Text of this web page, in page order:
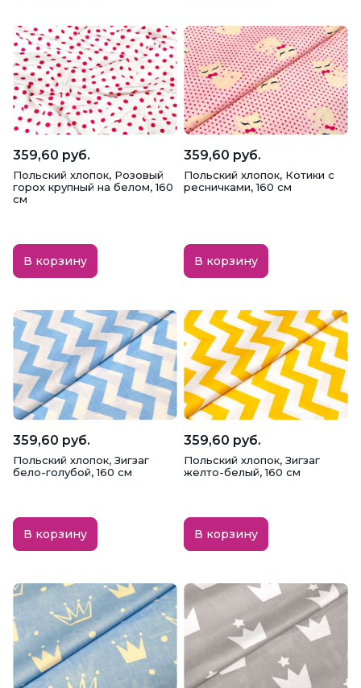
Креп Креп-сатин Кристалон
Кулирка Курточная, Плащевая Лен
Мех Микрофибра Муслин
Органза Пальтовая
Плюш Минки Подкладочная
Польский хлопок Поплин Рибана
Сатин плательный Свадебный сатин
Тафта Тенсель Тиси
Трикотаж Турецкий спандекс
Турецкий хлопок
Утеплители и наполнители Фатин
359,60 руб.
Польский хлопок, Розовый
горох крупный на белом, 160
см
В корзину
359,60 руб.
Польский хлопок, Котики с
ресничками, 160 см
В корзину
359,60 руб.
Польский хлопок, Зигзаг
бело-голубой, 160 см
В корзину
359,60 руб.
Польский хлопок, Зигзаг
желто-белый, 160 см
В корзину